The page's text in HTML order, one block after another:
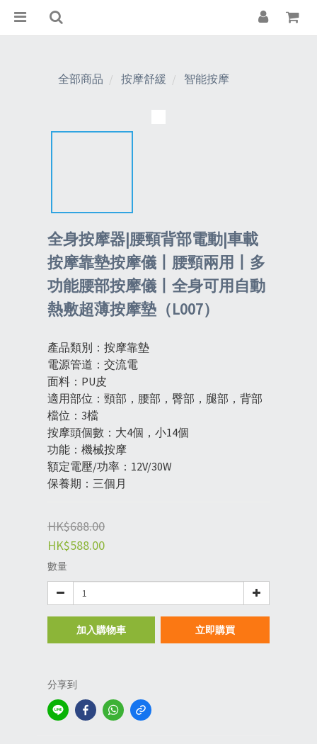
全部商品 按摩舒緩 智能按摩
全身按摩器|腰頸背部電動|車載
按摩靠墊按摩儀丨腰頸兩用丨多
功能腰部按摩儀丨全身可用自動
熱敷超薄按摩墊（L007）
產品類別：按摩靠墊
電源管道：交流電
面料：PU皮
適用部位：頸部，腰部，臀部，腿部，背部
檔位：3檔
按摩頭個數：大4個，小14個
功能：機械按摩
額定電壓/功率：12V/30W
保養期：三個月
HK$688.00
HK$588.00
數量
加入購物車 立即購買
分享到